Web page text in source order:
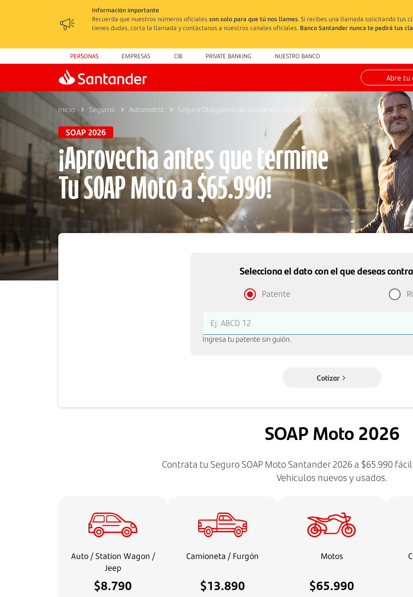
Información importante
Recuerda que nuestros números oficiales son solo para que tú nos llames. Si recibes una llamada solicitando tus
tienes dudas, corta la llamada y contáctanos a nuestros canales oficiales. Banco Santander nunca te pedirá tus
PERSONAS EMPRESAS CIB PRIVATE BANKING NUESTRO BANCO
Abre tu
Inicio Seguros Automotriz Seguro Obligatorio de Accidentes Personales (SOAP)
SOAP 2026
¡Aprovecha antes que termine
Tu SOAP Moto a $65.990!
Selecciona el dato con el que deseas
Patente
Ej: ABCD 12
Ingresa tu patente sin guión.
Cotizar
SOAP Moto 2026
Contrata tu Seguro SOAP Moto Santander 2026 a $65.990
Vehículos nuevos y usados.
Auto / Station Wagon /
Jeep
$8.790
Camioneta / Furgón
$13.890
Motos
$65.990